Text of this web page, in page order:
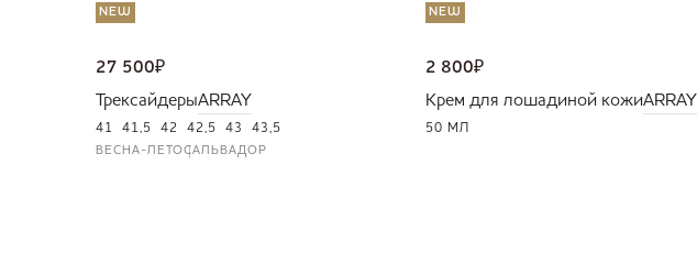
NEW
27 500₽
ТрексайдерыARRAY
41 41,5 42 42,5 43 43,5
ВЕСНА-ЛЕТОСАЛЬВАДОР
NEW
2 800₽
Крем для лошадиной кожиARRAY
50 МЛ